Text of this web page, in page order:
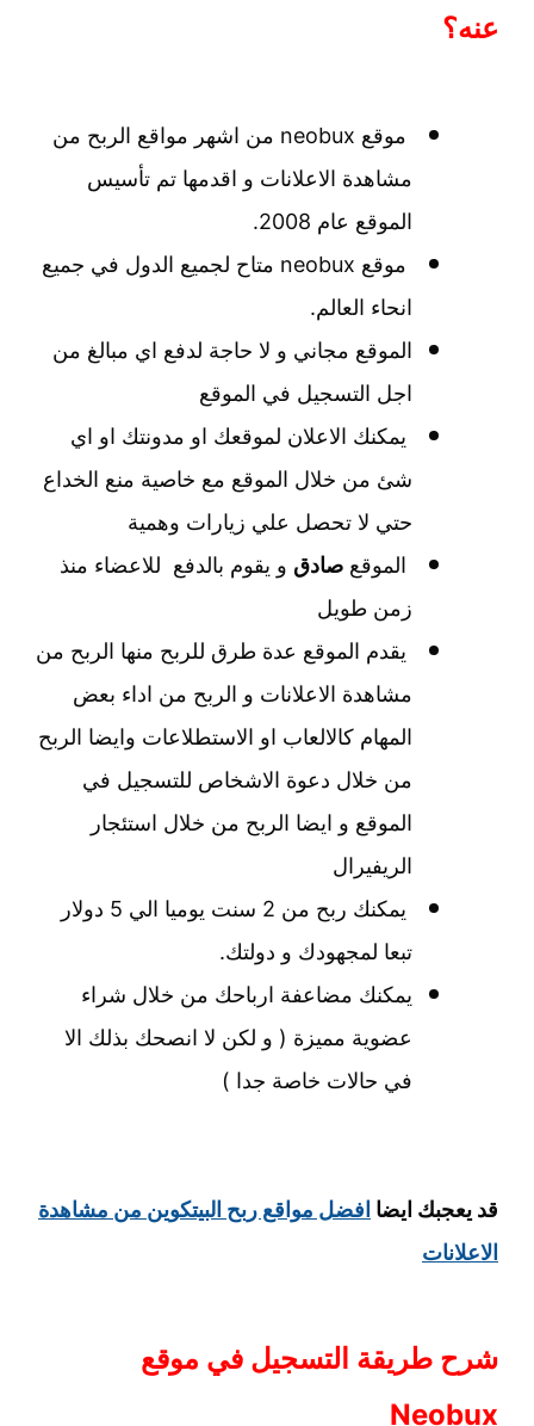
عنه؟
موقع neobux من اشهر مواقع الربح من
مشاهدة الاعلانات و اقدمها تم تأسيس
الموقع عام 2008.
موقع neobux متاح لجميع الدول في جميع
انحاء العالم.
الموقع مجاني و لا حاجة لدفع اي مبالغ من
اجل التسجيل في الموقع
يمكنك الاعلان لموقعك او مدونتك او اي
شئ من خلال الموقع مع خاصية منع الخداع
حتي لا تحصل علي زيارات وهمية
الموقعصادقو يقوم بالدفع للاعضاء منذ
زمن طويل
يقدم الموقع عدة طرق للربح منها الربح من
مشاهدة الاعلانات و الربح من اداء بعض
المهام كالالعاب او الاستطلاعات وايضا الربح
من خلال دعوة الاشخاص للتسجيل في
الموقع و ايضا الربح من خلال استئجار
الريفيرال
يمكنك ربح من 2 سنت يوميا الي 5 دولار
تبعا لمجهودك و دولتك.
يمكنك مضاعفة ارباحك من خلال شراء
عضوية مميزة ( و لكن لا انصحك بذلك الا
في حالات خاصة جدا )
قد يعجبك ايضاافضل مواقع ربح البيتكوين من مشاهدة
الاعلانات
شرح طريقة التسجيل في موقع
Neobux